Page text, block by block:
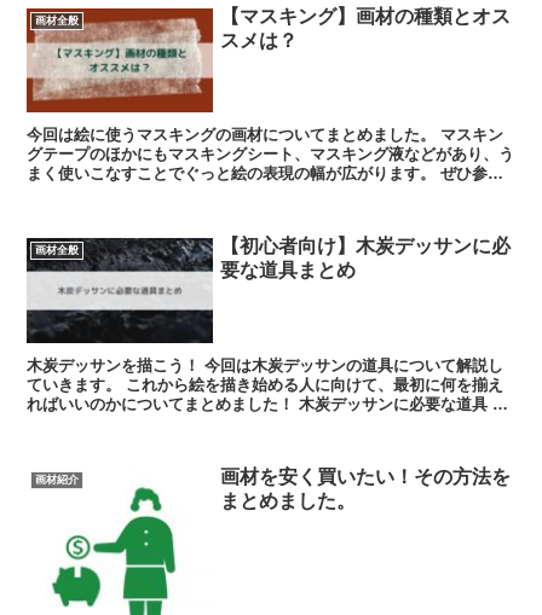
画材全般
【マスキング】画材の種類とオス
スメは？
今回は絵に使うマスキングの画材についてまとめました。 マスキン
グテープのほかにもマスキングシート、マスキング液などがあり、う
まく使いこなすことでぐっと絵の表現の幅が広がります。 ぜひ参考
画材全般
【初心者向け】木炭デッサンに必
要な道具まとめ
木炭デッサンを描こう！ 今回は木炭デッサンの道具について解説し
ていきます。 これから絵を描き始める人に向けて、最初に何を揃え
ればいいのかについてまとめました！ 木炭デッサンに必要な道具 木
画材紹介
画材を安く買いたい！その方法を
まとめました。